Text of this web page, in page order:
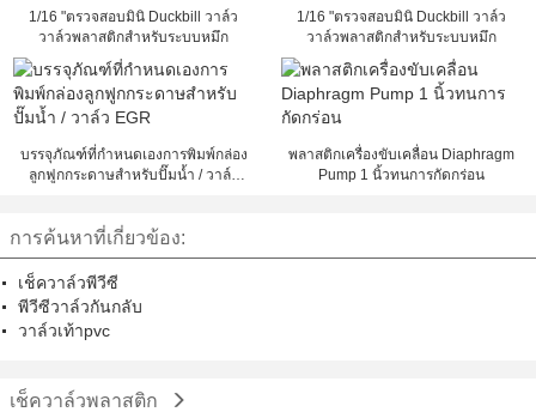
1/16 "ตรวจสอบมินิ Duckbill วาล์ว
วาล์วพลาสติกสำหรับระบบหมึก
1/16 "ตรวจสอบมินิ Duckbill วาล์ว
วาล์วพลาสติกสำหรับระบบหมึก
บรรจุภัณฑ์ที่กำหนดเองการพิมพ์กล่อง
ลูกฟูกกระดาษสำหรับปั๊มน้ำ / วาล์ว
พลาสติกเครื่องขับเคลื่อน Diaphragm
Pump 1 นิ้วทนการกัดกร่อน
การค้นหาที่เกี่ยวข้อง:
เช็ควาล์วพีวีซี
พีวีซีวาล์วกันกลับ
วาล์วเท้าpvc
เช็ควาล์วพลาสติก